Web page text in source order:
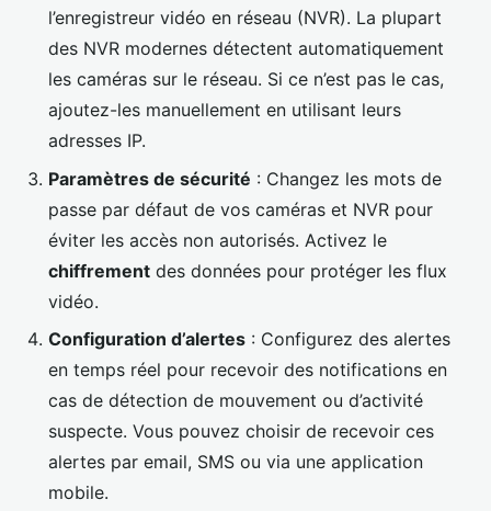
l’enregistreur vidéo en réseau (NVR). La plupart
des NVR modernes détectent automatiquement
les caméras sur le réseau. Si ce n’est pas le cas,
ajoutez-les manuellement en utilisant leurs
adresses IP.
Paramètres de sécurité : Changez les mots de
passe par défaut de vos caméras et NVR pour
éviter les accès non autorisés. Activez le
chiffrement des données pour protéger les flux
vidéo.
Configuration d’alertes : Configurez des alertes
en temps réel pour recevoir des notifications en
cas de détection de mouvement ou d’activité
suspecte. Vous pouvez choisir de recevoir ces
alertes par email, SMS ou via une application
mobile.